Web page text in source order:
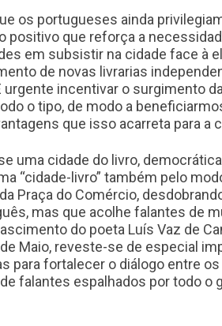
os portugueses ainda
que reforça a
em subsistir na cidade face à
de novas livrarias
incentivar o surgimento
o tipo, de modo a
que isso acarreta para a
uma cidade do livro,
“cidade-livro” também pelo
Praça do Comércio,
mas que acolhe falantes de
do poeta Luís Vaz de
Maio, reveste-se de especial
fortalecer o diálogo entre
falantes espalhados por todo o